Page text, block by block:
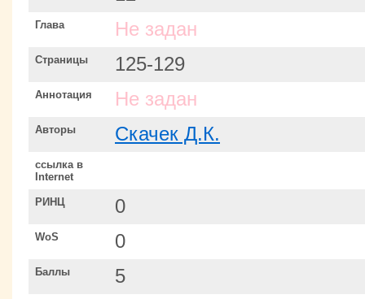
Глава Не задан
Страницы 125-129
Аннотация Не задан
Авторы Скачек Д.К.
ссылка в
Internet
РИНЦ 0
WoS 0
Баллы 5